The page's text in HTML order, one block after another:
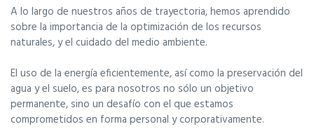
A lo largo de nuestros años de trayectoria, hemos aprendido
sobre la importancia de la optimización de los recursos
naturales, y el cuidado del medio ambiente.
El uso de la energía eficientemente, así como la preservación del
agua y el suelo, es para nosotros no sólo un objetivo
permanente, sino un desafío con el que estamos
comprometidos en forma personal y corporativamente.